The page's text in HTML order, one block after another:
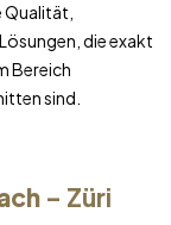
die exakt
Bereich
sind.
– Züri